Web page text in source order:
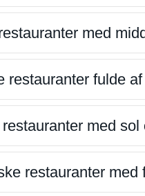
med
restauranter fulde
med sol
restauranter med